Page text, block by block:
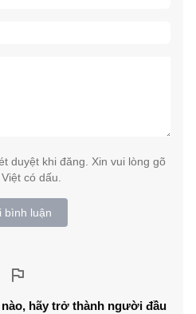
duyệt khi đăng. Xin vui lòng gõ
có dấu.
bình luận
hãy trở thành người đầu